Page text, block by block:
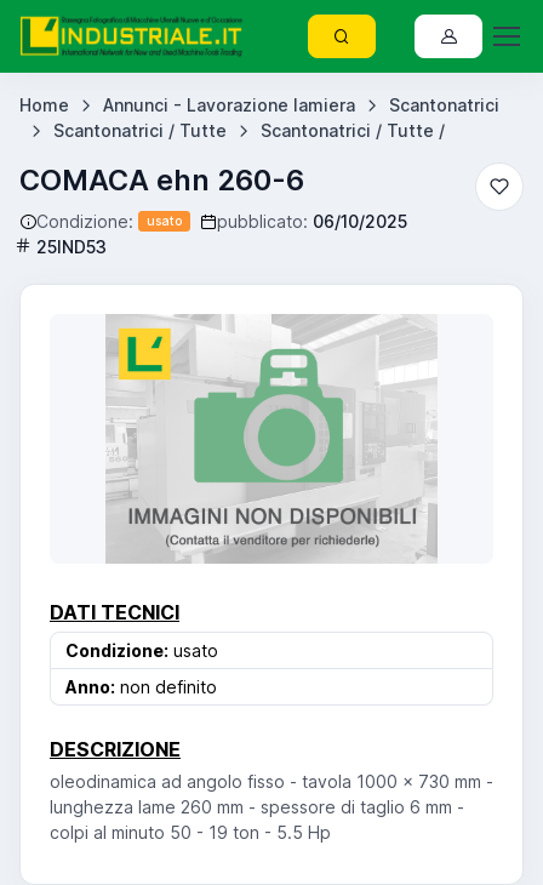
Home Annunci - Lavorazione lamiera
Scantonatrici
Scantonatrici / Tutte
Scantonatrici / Tutte /
COMACA ehn 260-6
Condizione: usato pubblicato: 06/10/2025
25IND53
DATI TECNICI
Condizione: usato
Anno: non definito
DESCRIZIONE
oleodinamica ad angolo fisso - tavola 1000 x 730 mm -
lunghezza lame 260 mm - spessore di taglio 6 mm -
colpi al minuto 50 - 19 ton - 5.5 Hp